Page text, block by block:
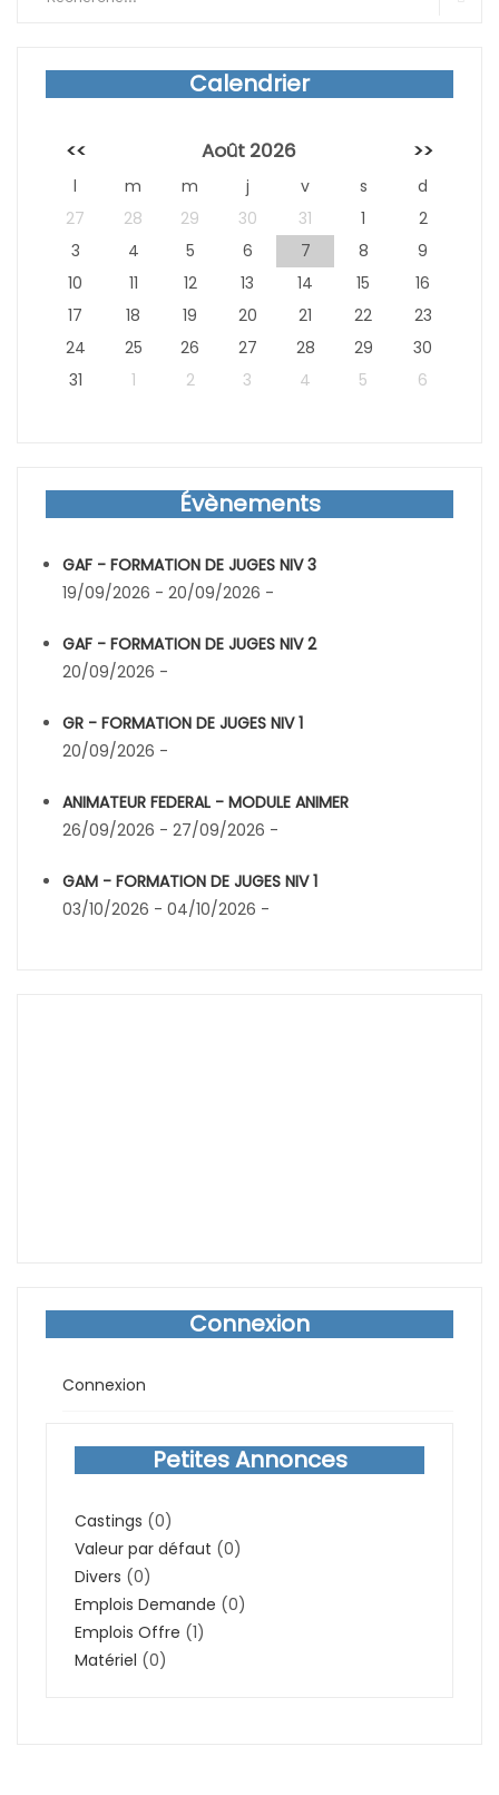
Calendrier
<< Août 2026 >>
l m m j v s
d
27
28 29 30 31 1
2
3
4 5 6 7 8
9
10
11 12 13 14 15
16
17
18 19 20 21 22
23
24
25 26 27 28 29
30
31
1 2 3 4 5 6
Évènements
GAF - FORMATION DE JUGES NIV 3
19/09/2026 - 20/09/2026 -
GAF - FORMATION DE JUGES NIV 2
20/09/2026 -
GR - FORMATION DE JUGES NIV 1
20/09/2026 -
ANIMATEUR FEDERAL - MODULE ANIMER
26/09/2026 - 27/09/2026 -
GAM - FORMATION DE JUGES NIV 1
03/10/2026 - 04/10/2026 -
Connexion
Connexion
Petites Annonces
Castings (0)
Valeur par défaut (0)
Divers (0)
Emplois Demande (0)
Emplois Offre (1)
Matériel (0)